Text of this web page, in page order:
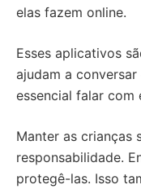
elas fazem online.
Esses aplicativos
ajudam a
essencial falar com
Manter as crianças
responsabilidade.
protegê-las. Isso